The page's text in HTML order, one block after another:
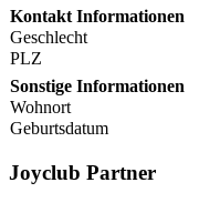
Kontakt Informationen
Geschlecht
PLZ
Sonstige Informationen
Wohnort
Geburtsdatum
Joyclub Partner